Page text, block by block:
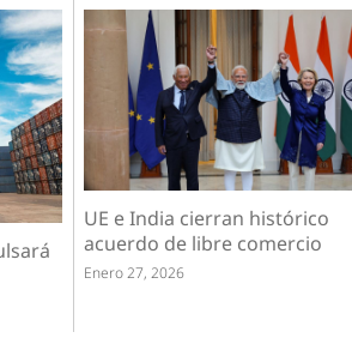
UE e India cierran histórico
acuerdo de libre comercio
Enero 27, 2026